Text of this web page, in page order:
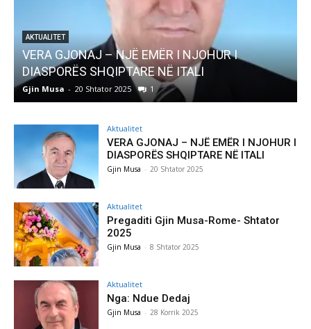
AKTUALITET
Pregaditi Gjin Musa-Rome- Shtator 2025
Gjin Musa - 8 Shtator 2025 0
Aktualitet
VERA GJONAJ – NJË EMËR I NJOHUR I
DIASPORËS SHQIPTARE NË ITALI
Gjin Musa - 20 Shtator 2025
Aktualitet
Pregaditi Gjin Musa-Rome- Shtator
2025
Gjin Musa - 8 Shtator 2025
Aktualitet
Nga: Ndue Dedaj
Gjin Musa - 28 Korrik 2025